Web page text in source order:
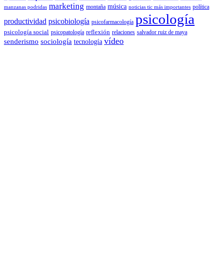
manzanas podridas marketing montaña música noticias tic más importantes política
productividad psicobiología psicofarmacología psicología
psicología social psicopatología reflexión relaciones salvador ruiz de maya
senderismo sociología tecnología vídeo